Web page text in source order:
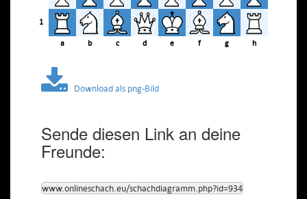
1
a b c d e f g h
Download als png-Bild
Sende diesen Link an deine
Freunde:
www.onlineschach.eu/schachdiagramm.php?id=934